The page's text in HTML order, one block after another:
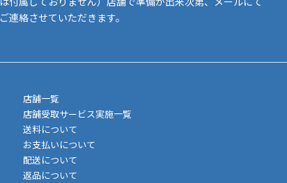
ご連絡させていただきます。
店舗一覧
店舗受取サービス実施一覧
送料について
お支払いについて
配送について
返品について